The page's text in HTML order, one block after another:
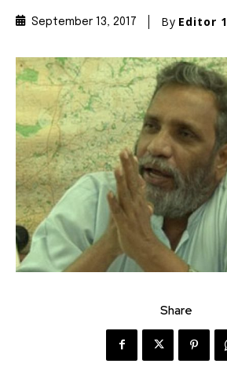
September 13, 2017 By Editor 1
Share